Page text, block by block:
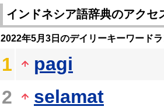
インドネシア語辞典のアクセ
2022年5月3日のデイリーキーワード
1
pagi
2
selamat